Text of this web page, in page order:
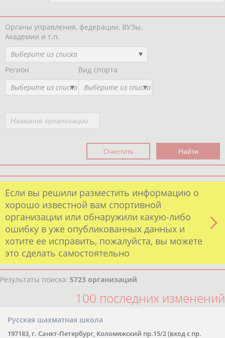
Органы управления, федерации, ВУЗы,
Академии и т.п.
Выберите из списка
Регион
Выберите из списка
Вид спорта
Выберите из списка
Если вы решили разместить информацию о
хорошо известной вам спортивной
организации или обнаружили какую-либо
ошибку в уже опубликованных данных и
хотите ее исправить, пожалуйста, вы можете
это сделать самостоятельно
Результаты поиска: 5723 организаций
100 последних изменений
Русская шахматная школа
197183, г. Санкт-Петербург, Коломяжский пр.15/2 (вход с пр.